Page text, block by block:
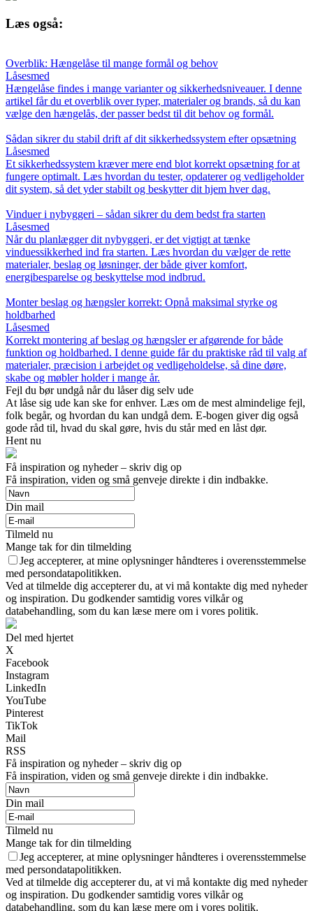
Læs også:
Overblik: Hængelåse til mange formål og behov
Låsesmed
Hængelåse findes i mange varianter og sikkerhedsniveauer. I denne
artikel får du et overblik over typer, materialer og brands, så du kan
vælge den hængelås, der passer bedst til dit behov og formål.
Sådan sikrer du stabil drift af dit sikkerhedssystem efter opsætning
Låsesmed
Et sikkerhedssystem kræver mere end blot korrekt opsætning for at
fungere optimalt. Læs hvordan du tester, opdaterer og vedligeholder
dit system, så det yder stabilt og beskytter dit hjem hver dag.
Vinduer i nybyggeri – sådan sikrer du dem bedst fra starten
Låsesmed
Når du planlægger dit nybyggeri, er det vigtigt at tænke
vinduessikkerhed ind fra starten. Læs hvordan du vælger de rette
materialer, beslag og løsninger, der både giver komfort,
energibesparelse og beskyttelse mod indbrud.
Monter beslag og hængsler korrekt: Opnå maksimal styrke og
holdbarhed
Låsesmed
Korrekt montering af beslag og hængsler er afgørende for både
funktion og holdbarhed. I denne guide får du praktiske råd til valg af
materialer, præcision i arbejdet og vedligeholdelse, så dine døre,
skabe og møbler holder i mange år.
Fejl du bør undgå når du låser dig selv ude
At låse sig ude kan ske for enhver. Læs om de mest almindelige fejl,
folk begår, og hvordan du kan undgå dem. E-bogen giver dig også
gode råd til, hvad du skal gøre, hvis du står med en låst dør.
Hent nu
Få inspiration og nyheder – skriv dig op
Få inspiration, viden og små genveje direkte i din indbakke.
Din mail
Tilmeld nu
Mange tak for din tilmelding
Jeg accepterer, at mine oplysninger håndteres i overensstemmelse
med persondatapolitikken.
Ved at tilmelde dig accepterer du, at vi må kontakte dig med nyheder
og inspiration. Du godkender samtidig vores vilkår og
databehandling, som du kan læse mere om i vores politik.
Del med hjertet
X
Facebook
Instagram
LinkedIn
YouTube
Pinterest
TikTok
Mail
RSS
Få inspiration og nyheder – skriv dig op
Få inspiration, viden og små genveje direkte i din indbakke.
Din mail
Tilmeld nu
Mange tak for din tilmelding
Jeg accepterer, at mine oplysninger håndteres i overensstemmelse
med persondatapolitikken.
Ved at tilmelde dig accepterer du, at vi må kontakte dig med nyheder
og inspiration. Du godkender samtidig vores vilkår og
databehandling, som du kan læse mere om i vores politik.